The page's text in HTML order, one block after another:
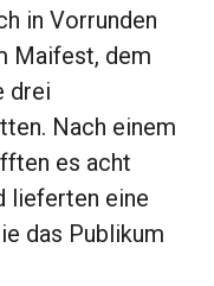
in Vorrunden
Maifest, dem
drei
Nach einem
es acht
lieferten eine
das Publikum